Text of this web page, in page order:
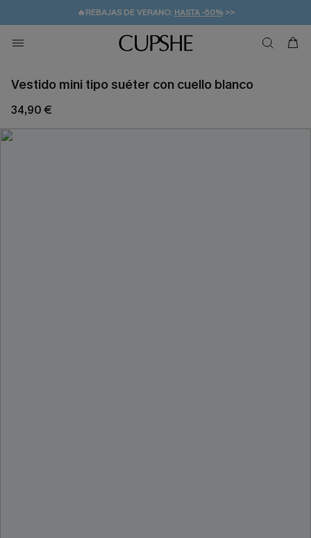
👒PROMOCIÓN DE VERANO:-10% EN 2 VESTIDOS
💌¡SUSCRIBIRSE & GANAR -10% EXTRA!
🚚ENVÍO GRATUITO A PARTIR DE 49 € >>
Vestido mini tipo suéter con cuello blanco
34,90 €